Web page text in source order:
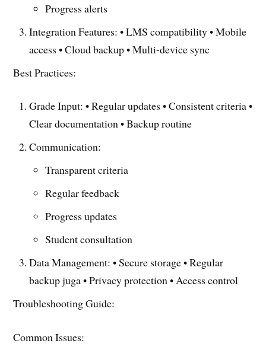
Progress alerts
Integration Features: • LMS compatibility • Mobile
access • Cloud backup • Multi-device sync
Best Practices:
Grade Input: • Regular updates • Consistent criteria •
Clear documentation • Backup routine
Communication:
Transparent criteria
Regular feedback
Progress updates
Student consultation
Data Management: • Secure storage • Regular
backup juga • Privacy protection • Access control
Troubleshooting Guide:
Common Issues: